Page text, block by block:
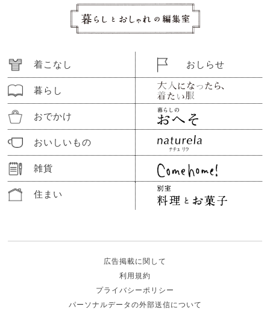
着こなし
暮らし
おでかけ
おいしいもの
雑貨
住まい
おしらせ
広告掲載に関して
利用規約
プライバシーポリシー
パーソナルデータの外部送信について